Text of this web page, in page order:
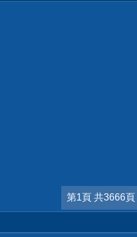
第1頁 共3666頁